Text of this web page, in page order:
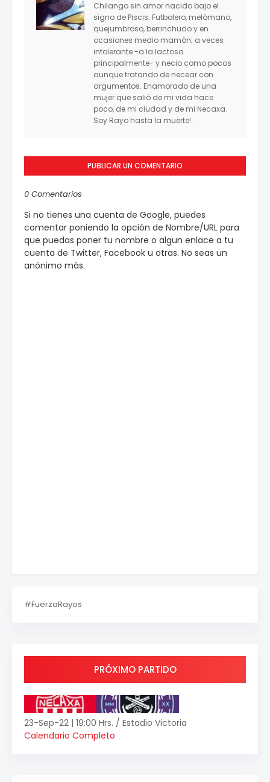
Chilango sin amor nacido bajo el
signo de Piscis. Futbolero, melómano,
quejumbroso, berrinchudo y en
ocasiones medio mamón; a veces
intolerante -a la lactosa
principalmente- y necio como pocos
aunque tratando de necear con
argumentos. Enamorado de una
mujer que salió de mi vida hace
poco, de mi ciudad y de mi Necaxa.
Soy Rayo hasta la muerte!.
PUBLICAR UN COMENTARIO
0 Comentarios
Si no tienes una cuenta de Google, puedes
comentar poniendo la opción de Nombre/URL para
que puedas poner tu nombre o algun enlace a tu
cuenta de Twitter, Facebook u otras. No seas un
anónimo más.
#FuerzaRayos
PRÓXIMO PARTIDO
23-Sep-22 | 19:00 Hrs. / Estadio Victoria
Calendario Completo